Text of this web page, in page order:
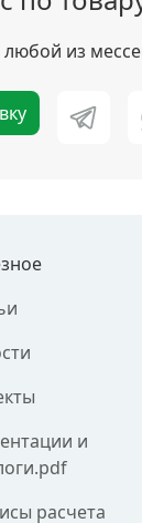
из
и
расчета